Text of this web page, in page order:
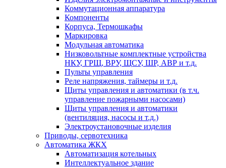
Коммутационная аппаратура
Компоненты
Корпуса, Термошкафы
Маркировка
Модульная автоматика
Низковольтные комплектные устройства
НКУ, ГРЩ, ВРУ, ЩСУ, ШР, АВР и т.д.
Пульты управления
Реле напряжения, таймеры и т.д.
Щиты управления и автоматики (в т.ч.
управление пожарными насосами)
Щиты управления и автоматики
(вентиляция, насосы и т.д.)
Электроустановочные изделия
Приводы, сервотехника
Автоматика ЖКХ
Автоматизация котельных
Интеллектуальное здание